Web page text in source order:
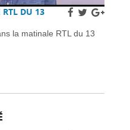
en fibre optique en
de demande -
-01 avril
asiatiques en
de 2026 -
des jeunes
: perturbations de
DU 13
la matinale RTL du 13